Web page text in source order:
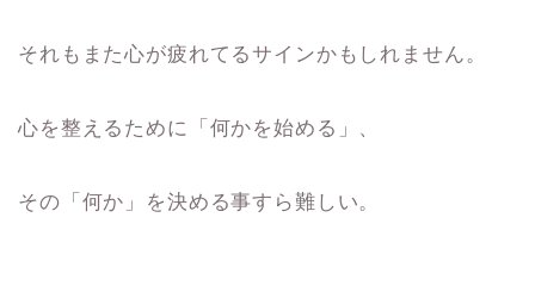
それもまた心が疲れてるサインかもしれません。
心を整えるために「何かを始める」、
その「何か」を決める事すら難しい。